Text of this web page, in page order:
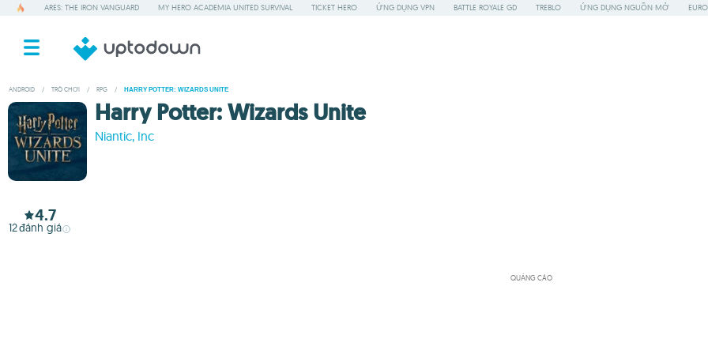
ARES: THE IRON VANGUARD MY HERO ACADEMIA UNITED SURVIVAL TICKET HERO ỨNG DỤNG VPN BATTLE ROYALE GD TREBLO ỨNG DỤNG NGUỒN MỞ
ANDROID / TRÒ CHƠI / RPG / HARRY POTTER: WIZARDS UNITE
Harry Potter: Wizards Unite
Niantic, Inc
4.7
12đánh giá
QUẢNG CÁO